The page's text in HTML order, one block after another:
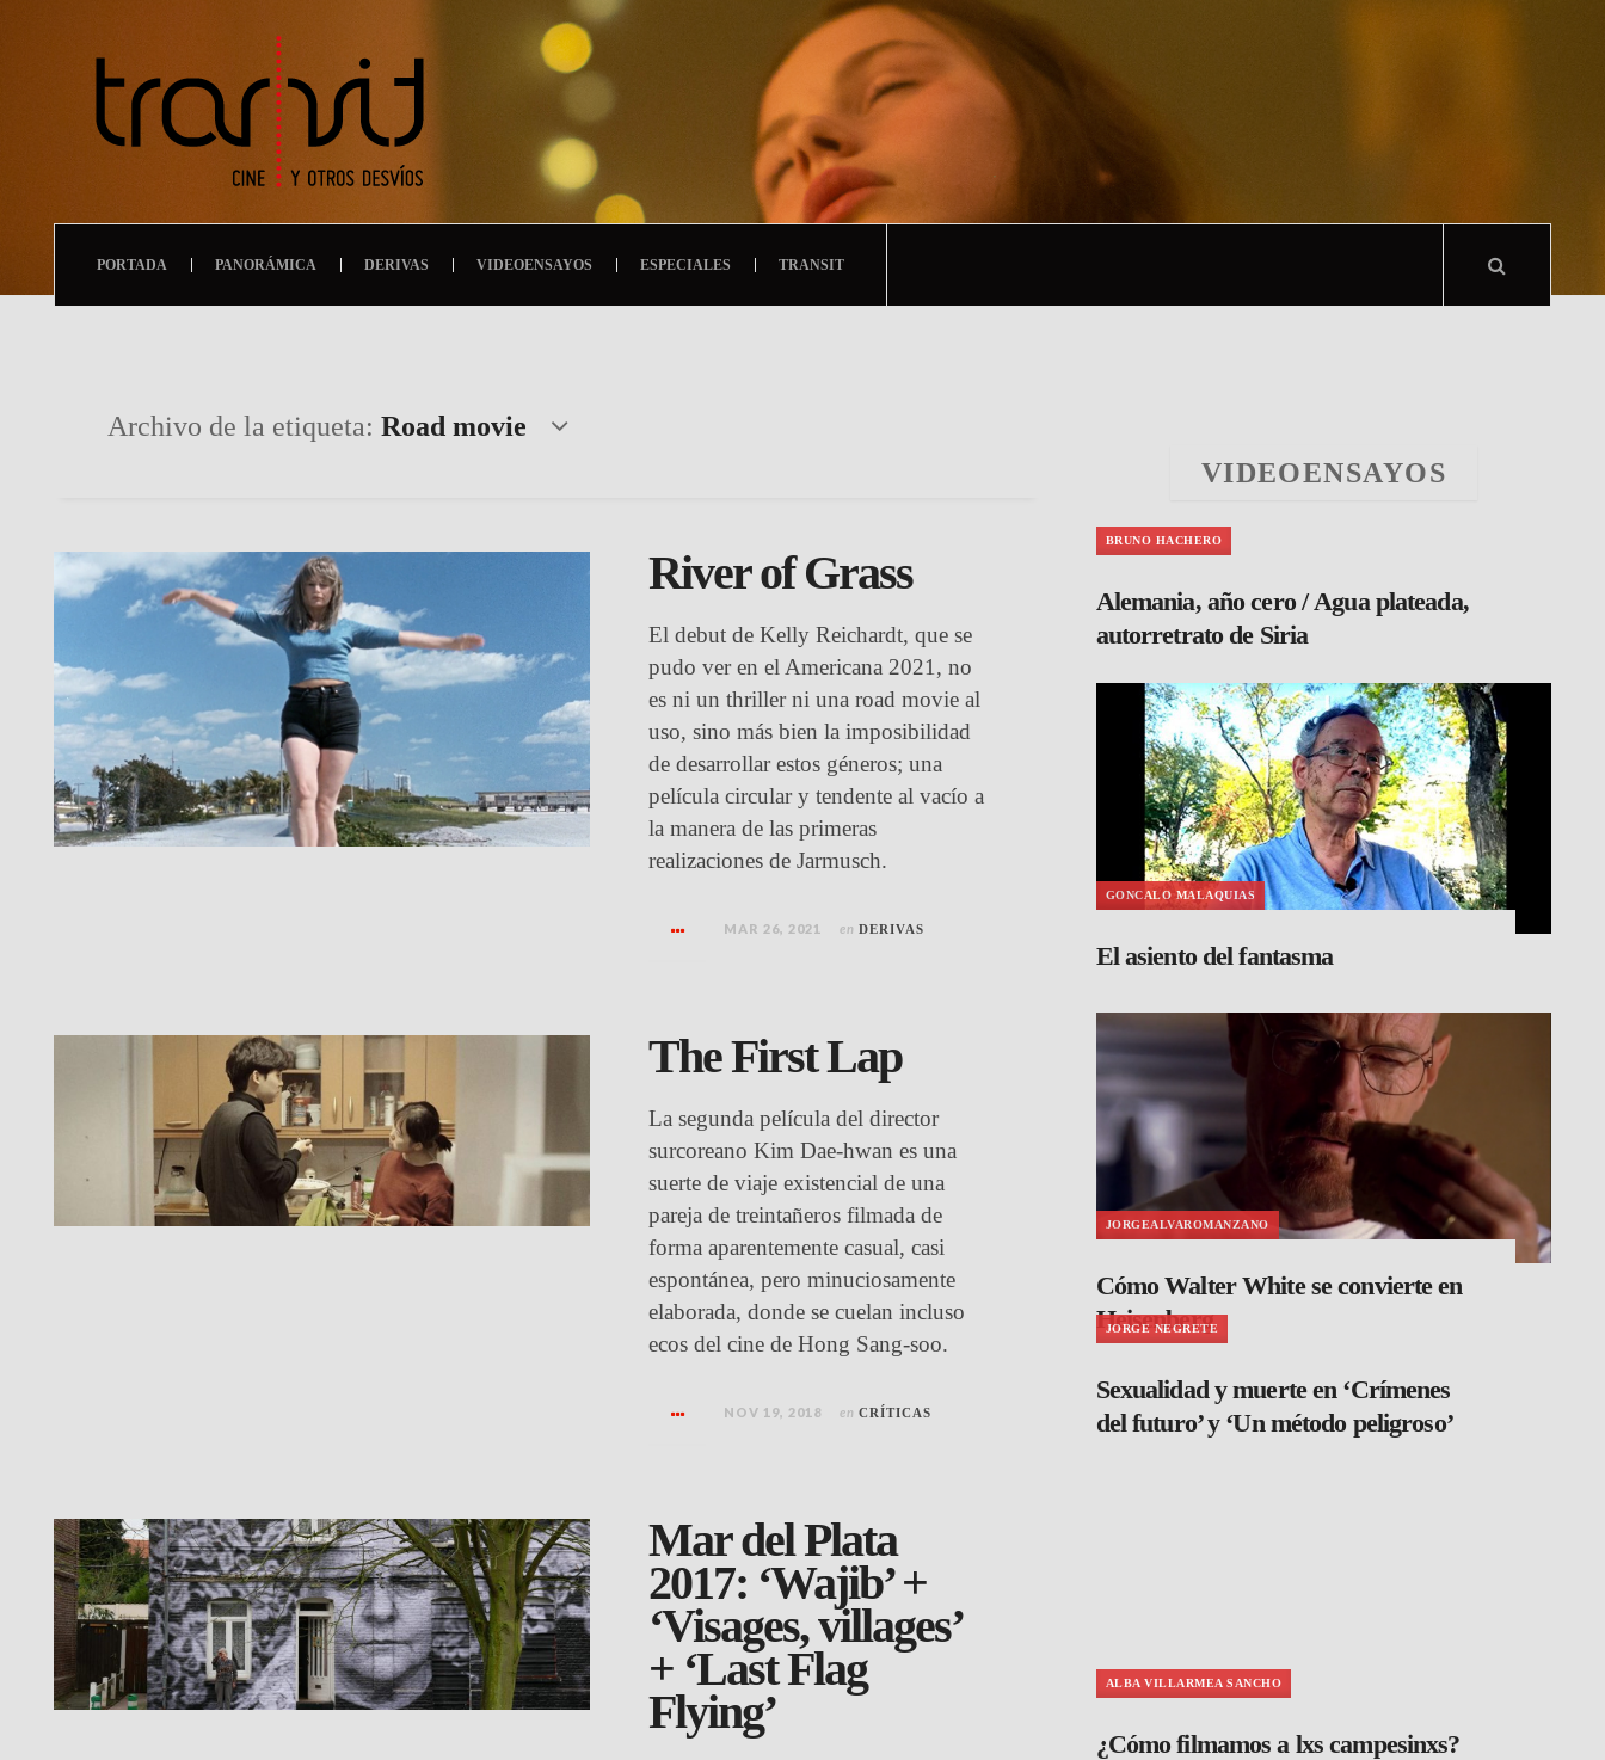
PORTADA PANORÁMICA DERIVAS VIDEOENSAYOS ESPECIALES TRANSIT
Archivo de la etiqueta: Road movie
River of Grass
El debut de Kelly Reichardt, que se
pudo ver en el Americana 2021, no
es ni un thriller ni una road movie al
uso, sino más bien la imposibilidad
de desarrollar estos géneros; una
película circular y tendente al vacío a
la manera de las primeras
realizaciones de Jarmusch.
MAR 26, 2021 en DERIVAS
The First Lap
La segunda película del director
surcoreano Kim Dae-hwan es una
suerte de viaje existencial de una
pareja de treintañeros filmada de
forma aparentemente casual, casi
espontánea, pero minuciosamente
elaborada, donde se cuelan incluso
ecos del cine de Hong Sang-soo.
NOV 19, 2018 en CRÍTICAS
Mar del Plata
2017: ‘Wajib’ +
‘Visages, villages’
+ ‘Last Flag
Flying’
VIDEOENSAYOS
BRUNO HACHERO
Alemania, año cero / Agua plateada,
autorretrato de Siria
GONCALO MALAQUIAS
El asiento del fantasma
JORGEALVAROMANZANO
Cómo Walter White se convierte en
Heisenberg
JORGE NEGRETE
Sexualidad y muerte en ‘Crímenes
del futuro’ y ‘Un método peligroso’
ALBA VILLARMEA SANCHO
¿Cómo filmamos a lxs campesinxs?